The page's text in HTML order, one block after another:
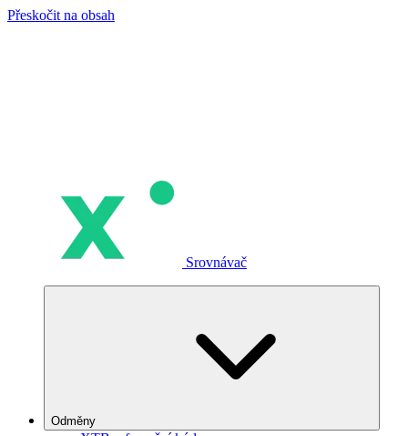
Přeskočit na obsah
Srovnávač
Odměny